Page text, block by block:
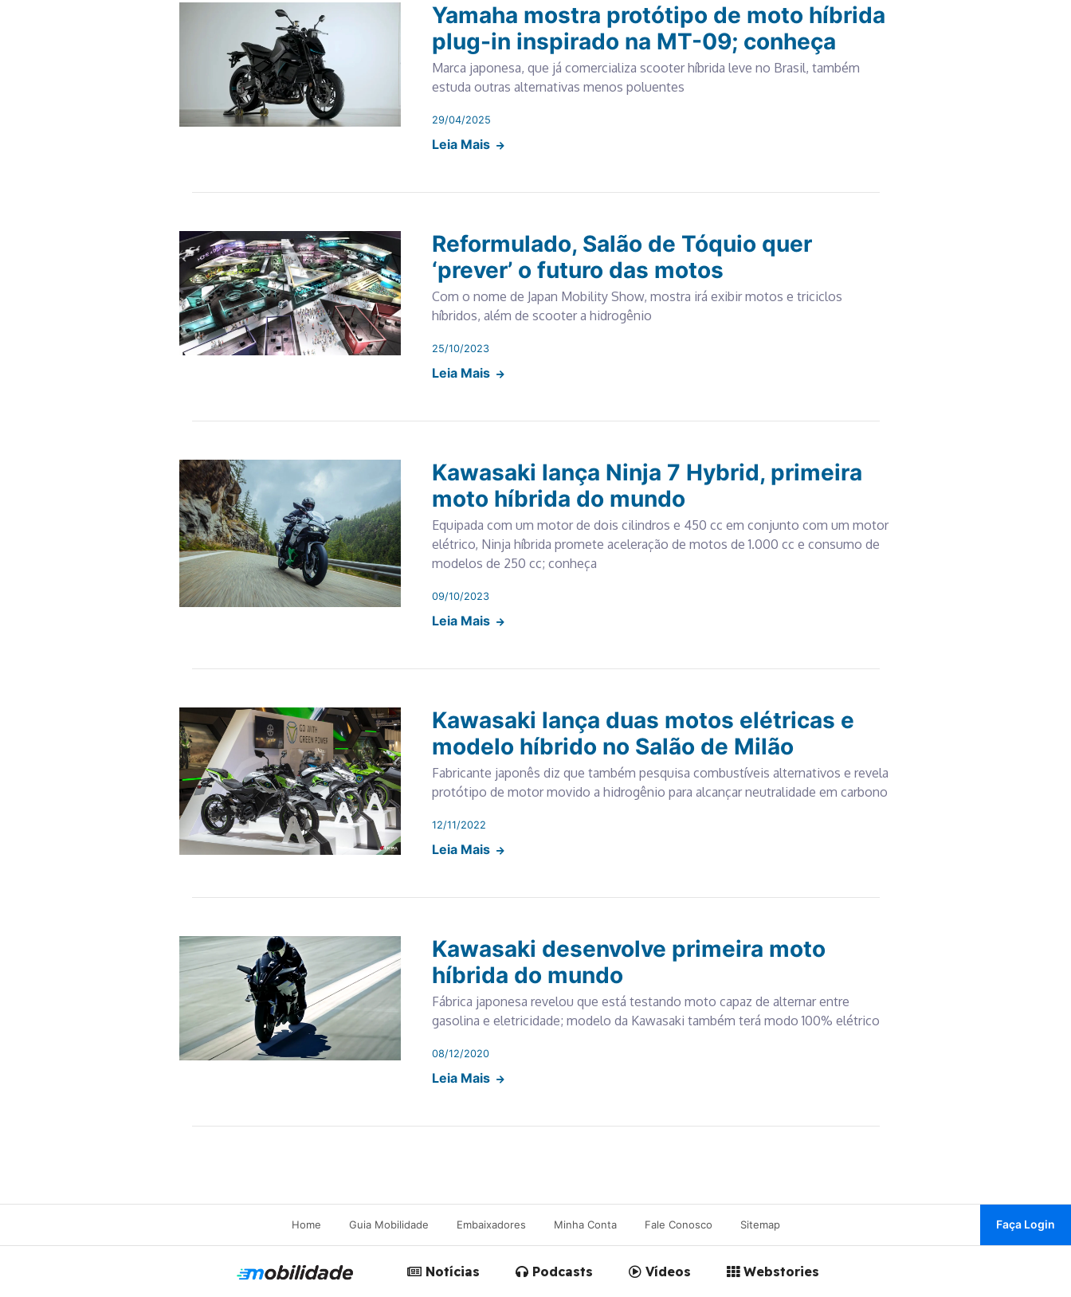
Yamaha mostra protótipo de moto híbrida
plug-in inspirado na MT-09; conheça
Marca japonesa, que já comercializa scooter híbrida leve no Brasil, também
estuda outras alternativas menos poluentes
29/04/2025
Leia Mais
Reformulado, Salão de Tóquio quer
‘prever’ o futuro das motos
Com o nome de Japan Mobility Show, mostra irá exibir motos e triciclos
híbridos, além de scooter a hidrogênio
25/10/2023
Leia Mais
Kawasaki lança Ninja 7 Hybrid, primeira
moto híbrida do mundo
Equipada com um motor de dois cilindros e 450 cc em conjunto com um motor
elétrico, Ninja híbrida promete aceleração de motos de 1.000 cc e consumo de
modelos de 250 cc; conheça
09/10/2023
Leia Mais
Kawasaki lança duas motos elétricas e
modelo híbrido no Salão de Milão
Fabricante japonês diz que também pesquisa combustíveis alternativos e revela
protótipo de motor movido a hidrogênio para alcançar neutralidade em carbono
12/11/2022
Leia Mais
Kawasaki desenvolve primeira moto
híbrida do mundo
Fábrica japonesa revelou que está testando moto capaz de alternar entre
gasolina e eletricidade; modelo da Kawasaki também terá modo 100% elétrico
08/12/2020
Leia Mais
Home Guia Mobilidade Embaixadores Minha Conta Fale Conosco Sitemap Faça Login
Notícias Podcasts Vídeos Webstories